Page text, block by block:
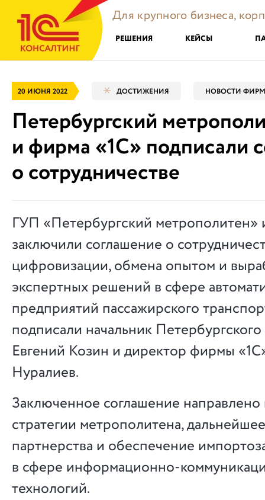
Для крупного бизнеса,
РЕШЕНИЯ КЕЙСЫ
20 ИЮНЯ 2022 ДОСТИЖЕНИЯ НОВОСТИ
Петербургский
и фирма «1С» подписали
о сотрудничестве
ГУП «Петербургский метрополитен»
заключили соглашение о
цифровизации, обмена опытом и
экспертных решений в сфере
предприятий пассажирского
подписали начальник
Евгений Козин и директор фирмы
Нуралиев.
Заключенное соглашение
стратегии метрополитена,
партнерства и обеспечение
в сфере информационно-
технологий.